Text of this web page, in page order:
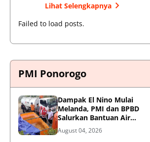
Lihat Selengkapnya
Failed to load posts.
PMI Ponorogo
Dampak El Nino Mulai
Melanda, PMI dan BPBD
Salurkan Bantuan Air
Bersih ke Desa Terdampak
di Ponorogo
August 04, 2026